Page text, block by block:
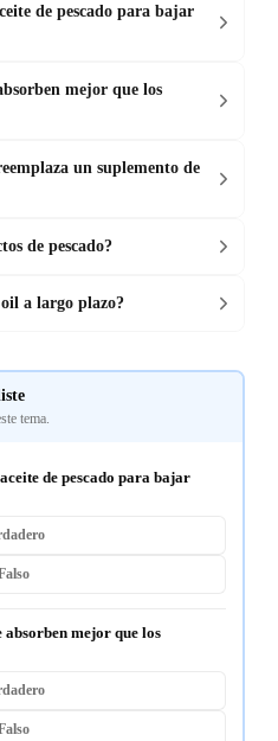
de pescado para bajar
mejor que los
un suplemento de
de pescado?
a largo plazo?
tema.
de pescado para bajar
mejor que los